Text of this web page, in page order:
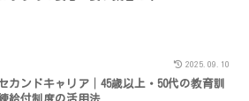
2025.09.10
カンドキャリア│45歳以上・50代の教育訓
給付制度の活用法